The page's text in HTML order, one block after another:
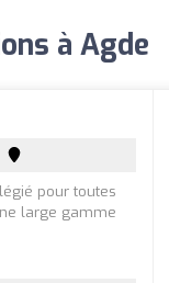
à Agde
pour toutes
large gamme